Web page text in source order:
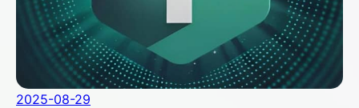
2025-08-29